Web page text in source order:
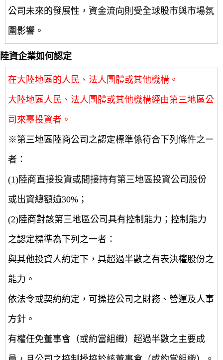
公司未來的發展性，資金流向則受全球股市與市場氛
圍影響。
陸資企業如何認定
在大陸地區的人民、法人團體或其他機構。
大陸地區人民、法人團體或其他機構經由第三地區公
司來臺投資者。
※第三地區陸商公司之認定標準係符合下列條件之ㄧ
者：
(1)陸商直接投資或間接持有第三地區投資公司股份
或出資總額逾30%；
(2)陸商對該第三地區公司具有控制能力；控制能力
之認定標準為下列之一者：
與其他投資人約定下，具超過半數之有表決權股份之
能力。
依法令或契約約定，可操控公司之財務、營運及人事
方針。
有權任免董事會（或約當組織）超過半數之主要成